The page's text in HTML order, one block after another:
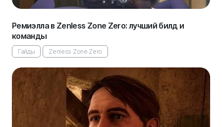
Ремиэлла в Zenless Zone Zero: лучший билд и
команды
Гайды Zenless Zone Zero